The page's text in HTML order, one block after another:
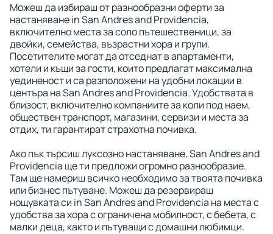
Можеш да избираш от разнообразни оферти за
настаняване in San Andres and Providencia,
включително места за соло пътешественици, за
двойки, семейства, възрастни хора и групи.
Посетителите могат да отседнат в апартаменти,
хотели и къщи за гости, които предлагат максимална
уединеност и са разположени на удобни локации в
центъра на San Andres and Providencia. Удобствата в
близост, включително компаниите за коли под наем,
обществен транспорт, магазини, сервизи и места за
отдих, ти гарантират страхотна почивка.
Ако пък търсиш луксозно настаняване, San Andres and
Providencia ще ти предложи огромно разнообразие.
Там ще намериш всичко необходимо за твоята почивка
или бизнес пътуване. Можеш да резервираш
нощувката си in San Andres and Providencia на места с
удобства за хора с ограничена мобилност, с бебета, с
малки деца, както и пътуващи с домашни любимци.